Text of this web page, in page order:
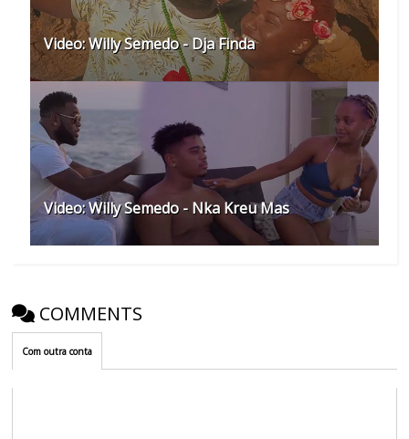
Video: Willy Semedo - Dja Finda
Video: Willy Semedo - Nka Kreu Mas
COMMENTS
Com outra conta